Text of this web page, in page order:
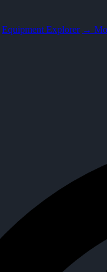
Equipment Explorer →